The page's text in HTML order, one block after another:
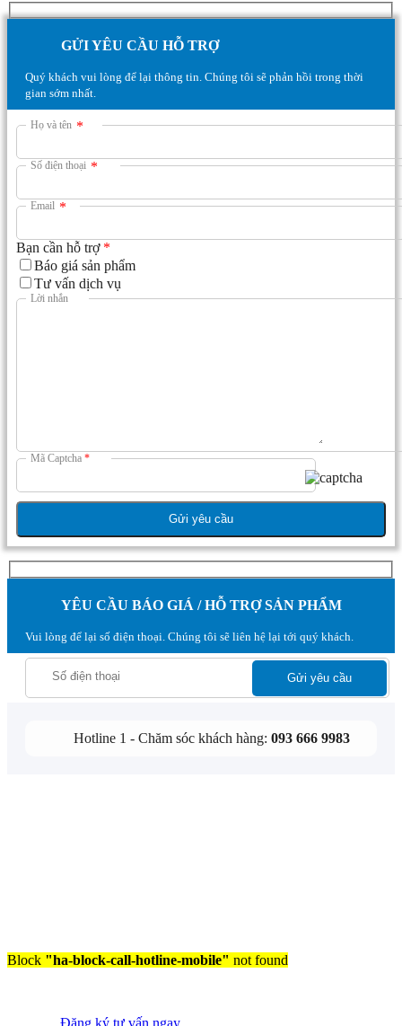
GỬI YÊU CẦU HỖ TRỢ
Quý khách vui lòng để lại thông tin. Chúng tôi sẽ phản hồi trong thời
gian sớm nhất.
Họ và tên *
Số điện thoại *
Email *
Bạn cần hỗ trợ *
Báo giá sản phẩm
Tư vấn dịch vụ
Lời nhắn
Mã Captcha *
YÊU CẦU BÁO GIÁ / HỖ TRỢ SẢN PHẨM
Vui lòng để lại số điện thoại. Chúng tôi sẽ liên hệ lại tới quý khách.
Hotline 1 - Chăm sóc khách hàng: 093 666 9983
Block "ha-block-call-hotline-mobile" not found
Đăng ký tư vấn ngay